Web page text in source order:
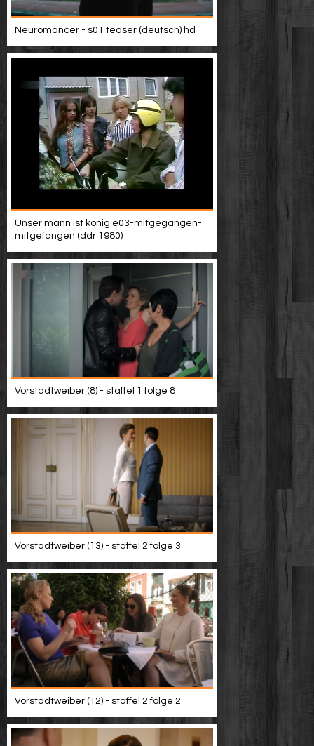
Neuromancer - s01 teaser (deutsch) hd
Unser mann ist könig e03-mitgegangen-
mitgefangen (ddr 1980)
Vorstadtweiber (8) - staffel 1 folge 8
Vorstadtweiber (13) - staffel 2 folge 3
Vorstadtweiber (12) - staffel 2 folge 2